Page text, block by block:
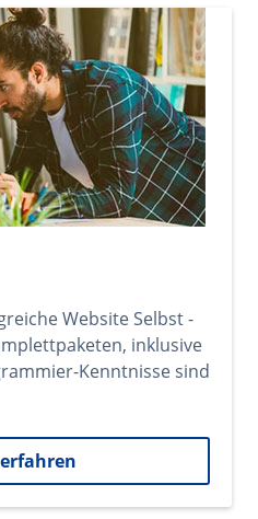
Website Selbst -
inklusive
Kenntnisse sind